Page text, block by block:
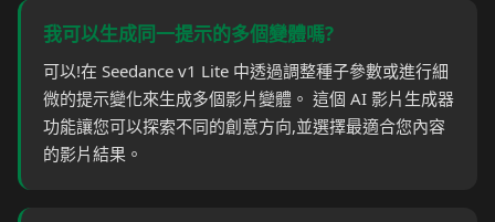
我可以生成同一提示的多個變體嗎?
可以!在 Seedance v1 Lite 中透過調整種子參數或進行細
微的提示變化來生成多個影片變體。 這個 AI 影片生成器
功能讓您可以探索不同的創意方向,並選擇最適合您內容
的影片結果。